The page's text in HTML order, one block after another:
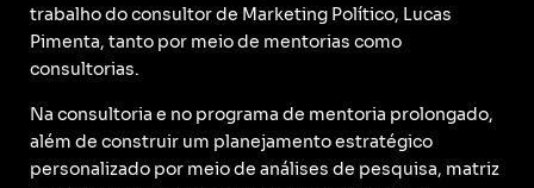
trabalho do consultor de Marketing Político, Lucas
Pimenta, tanto por meio de mentorias como
consultorias.
Na consultoria e no programa de mentoria prolongado,
além de construir um planejamento estratégico
personalizado por meio de análises de pesquisa, matriz